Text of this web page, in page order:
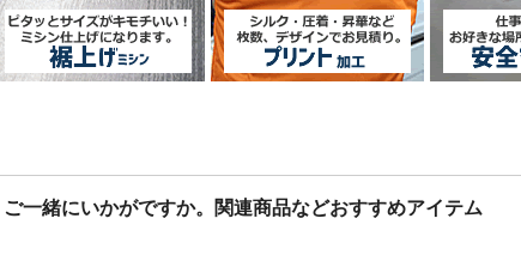
ご一緒にいかがですか。関連商品などおすすめアイテム